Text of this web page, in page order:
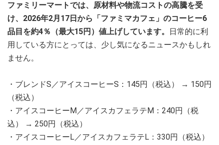
ファミリーマートでは、原材料や物流コストの高騰を受
け、2026年2月17日から「ファミマカフェ」のコーヒー6
品目を約4％（最大15円）値上げしています。
日常的に利
用している方にとっては、少し気になるニュースかもしれ
ません。
・ブレンドS／アイスコーヒーS：145円（税込） → 150円
（税込）
・アイスコーヒーM／アイスカフェラテM：240円（税
込） → 250円（税込）
・アイスコーヒーL／アイスカフェラテL：330円（税込）